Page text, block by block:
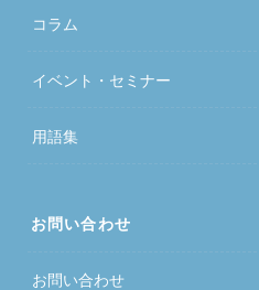
コラム
イベント・セミナー
用語集
お問い合わせ
お問い合わせ